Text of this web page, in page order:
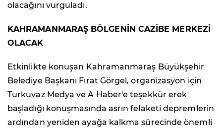
olacağını vurguladı.
KAHRAMANMARAŞ BÖLGENİN CAZİBE MERKEZİ
OLACAK
Etkinlikte konuşan Kahramanmaraş Büyükşehir
Belediye Başkanı Fırat Görgel, organizasyon için
Turkuvaz Medya ve A Haber'e teşekkür erek
başladığı konuşmasında asrın felaketi depremlerin
ardından yeniden ayağa kalkma sürecinde önemli